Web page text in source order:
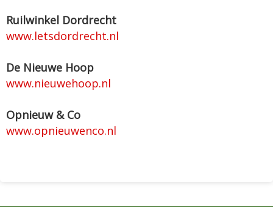
Ruilwinkel Dordrecht
www.letsdordrecht.nl
De Nieuwe Hoop
www.nieuwehoop.nl
Opnieuw & Co
www.opnieuwenco.nl